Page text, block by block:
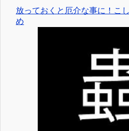
放っておくと厄介な事に！こ
め